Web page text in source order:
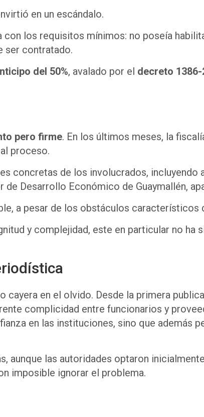
en un escándalo.
con los requisitos mínimos: no poseía
ser contratado.
del 50%, avalado por el decreto 1386-
pero firme. En los últimos meses, la
proceso.
concretas de los involucrados, incluyendo
Desarrollo Económico de Guaymallén,
a pesar de los obstáculos
y complejidad, este en particular no ha
cayera en el olvido. Desde la primera
complicidad entre funcionarios y
en las instituciones, sino que además
aunque las autoridades optaron
imposible ignorar el problema.